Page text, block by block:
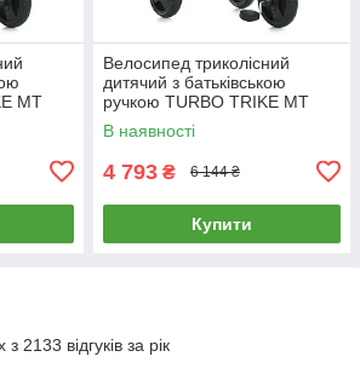
MT
Велосипед триколісний
дитячий з батьківською
ручкою TURBO TRIKE MT
1055 Grey Сірий
В наявності
4 793 ₴ 6 144 ₴
Купити
2133 відгуків за рік